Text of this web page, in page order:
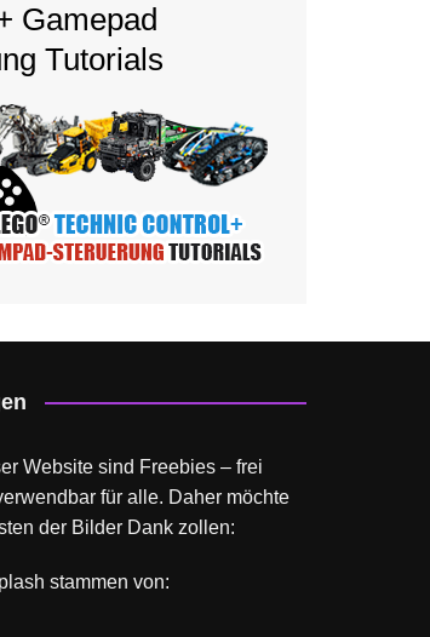
Gamepad
Tutorials
Website sind Freebies – frei
für alle. Daher möchte
der Bilder Dank zollen:
stammen von: